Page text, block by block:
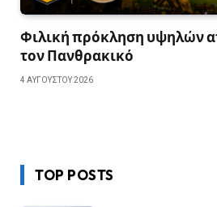
Φιλική πρόκληση υψηλών
τον Πανθρακικό
4 ΑΥΓΟΎΣΤΟΥ 2026
TOP POSTS